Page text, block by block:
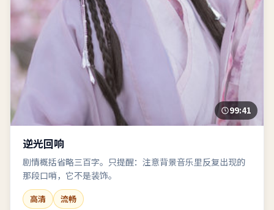
99:41
逆光回响
剧情概括省略三百字。只提醒：注意背景音乐里反复出现的
那段口哨，它不是装饰。
高清
流畅